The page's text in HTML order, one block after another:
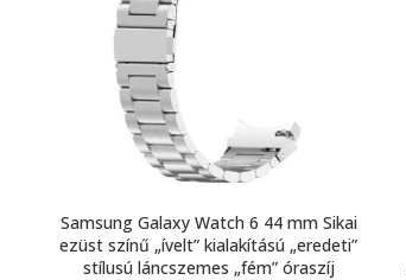
Samsung Galaxy Watch 6 44 mm Sikai
ezüst színű „ívelt” kialakítású „eredeti”
stílusú láncszemes „fém” óraszíj